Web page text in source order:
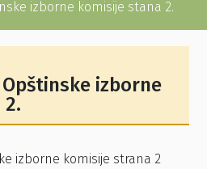
izborne komisije stana 2.
izborne
izborne komisije strana 2